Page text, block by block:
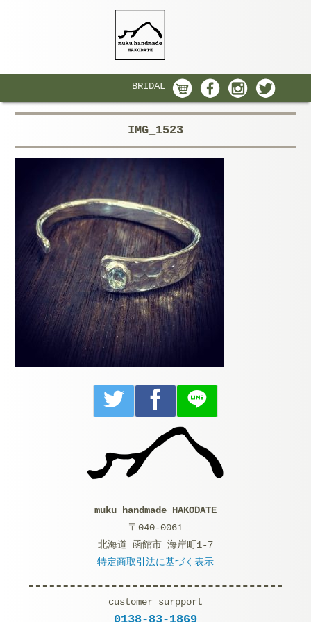
BRIDAL
IMG_1523
muku handmade HAKODATE
〒040-0061
北海道 函館市 海岸町1-7
特定商取引法に基づく表示
customer surpport